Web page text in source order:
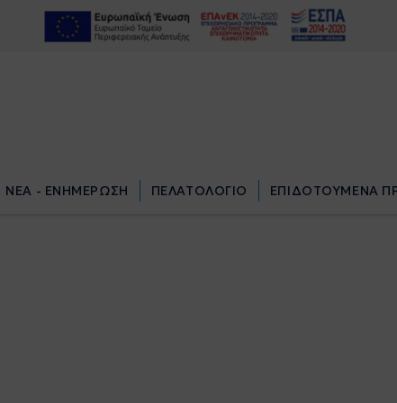
ΝΕΑ - ΕΝΗΜΕΡΩΣΗ ΠΕΛΑΤΟΛΟΓΙΟ ΕΠΙΔΟΤΟΥΜΕΝΑ